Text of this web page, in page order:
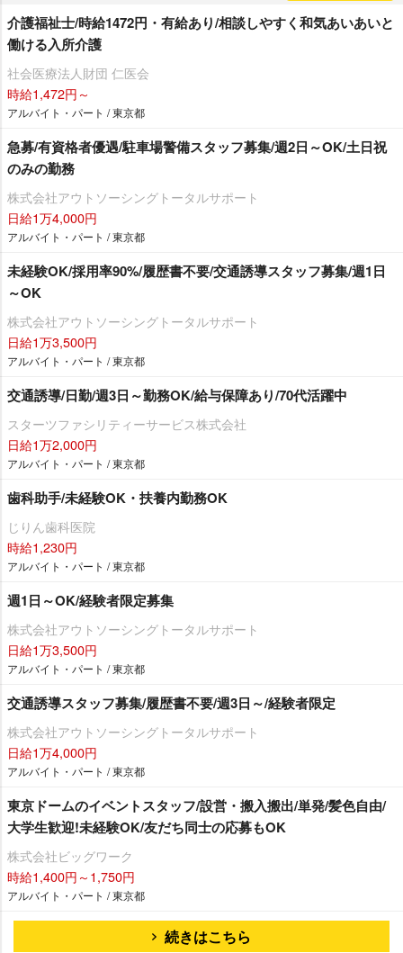
介護福祉士/時給1472円・有給あり/相談しやすく和気あいあいと
働ける入所介護
社会医療法人財団 仁医会
時給1,472円～
アルバイト・パート / 東京都
急募/有資格者優遇/駐車場警備スタッフ募集/週2日～OK/土日祝
のみの勤務
株式会社アウトソーシングトータルサポート
日給1万4,000円
アルバイト・パート / 東京都
未経験OK/採用率90%/履歴書不要/交通誘導スタッフ募集/週1日
～OK
株式会社アウトソーシングトータルサポート
日給1万3,500円
アルバイト・パート / 東京都
交通誘導/日勤/週3日～勤務OK/給与保障あり/70代活躍中
スターツファシリティーサービス株式会社
日給1万2,000円
アルバイト・パート / 東京都
歯科助手/未経験OK・扶養内勤務OK
じりん歯科医院
時給1,230円
アルバイト・パート / 東京都
週1日～OK/経験者限定募集
株式会社アウトソーシングトータルサポート
日給1万3,500円
アルバイト・パート / 東京都
交通誘導スタッフ募集/履歴書不要/週3日～/経験者限定
株式会社アウトソーシングトータルサポート
日給1万4,000円
アルバイト・パート / 東京都
東京ドームのイベントスタッフ/設営・搬入搬出/単発/髪色自由/
大学生歓迎!未経験OK/友だち同士の応募もOK
株式会社ビッグワーク
時給1,400円～1,750円
アルバイト・パート / 東京都
続きはこちら